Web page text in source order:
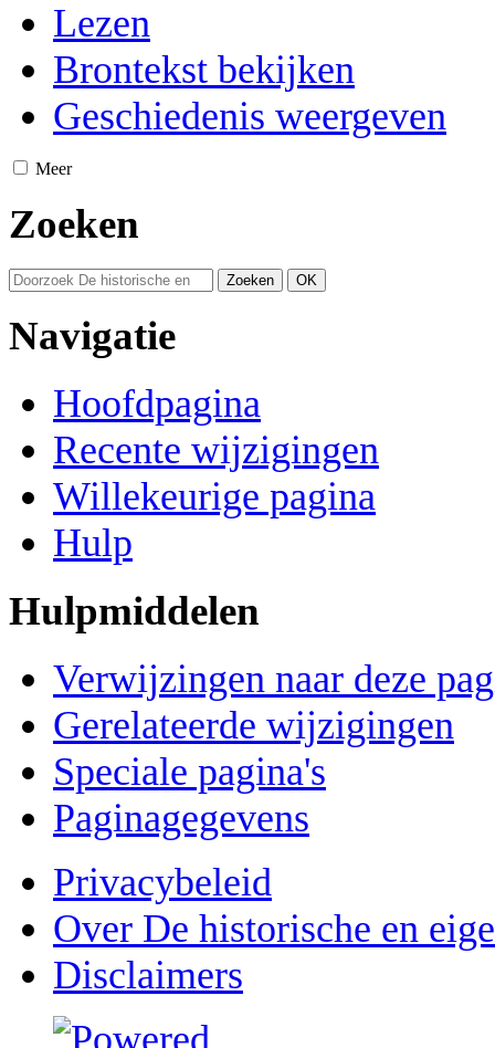
Lezen
Brontekst bekijken
Geschiedenis weergeven
Meer
Zoeken
Navigatie
Hoofdpagina
Recente wijzigingen
Willekeurige pagina
Hulp
Hulpmiddelen
Verwijzingen naar deze
Gerelateerde wijzigingen
Speciale pagina's
Paginagegevens
Privacybeleid
Over De historische en
Disclaimers